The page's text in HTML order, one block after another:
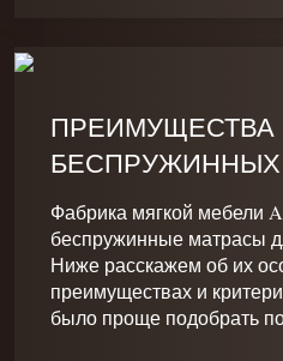
ПРЕИМУЩЕСТВА
Фабрика мягкой мебели
беспружинные матрасы
Ниже расскажем об их
преимуществах и
было проще подобрать